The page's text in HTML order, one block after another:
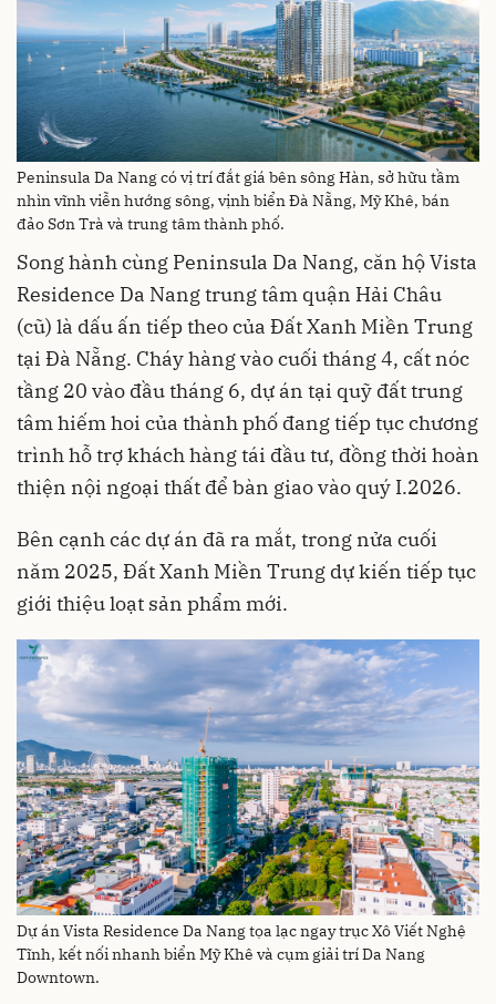
Peninsula Da Nang có vị trí đắt giá bên sông Hàn, sở hữu tầm
nhìn vĩnh viễn hướng sông, vịnh biển Đà Nẵng, Mỹ Khê, bán
đảo Sơn Trà và trung tâm thành phố.
Song hành cùng Peninsula Da Nang, căn hộ Vista
Residence Da Nang trung tâm quận Hải Châu
(cũ) là dấu ấn tiếp theo của Đất Xanh Miền Trung
tại Đà Nẵng. Cháy hàng vào cuối tháng 4, cất nóc
tầng 20 vào đầu tháng 6, dự án tại quỹ đất trung
tâm hiếm hoi của thành phố đang tiếp tục chương
trình hỗ trợ khách hàng tái đầu tư, đồng thời hoàn
thiện nội ngoại thất để bàn giao vào quý I.2026.
Bên cạnh các dự án đã ra mắt, trong nửa cuối
năm 2025, Đất Xanh Miền Trung dự kiến tiếp tục
giới thiệu loạt sản phẩm mới.
Dự án Vista Residence Da Nang tọa lạc ngay trục Xô Viết Nghệ
Tĩnh, kết nối nhanh biển Mỹ Khê và cụm giải trí Da Nang
Downtown.